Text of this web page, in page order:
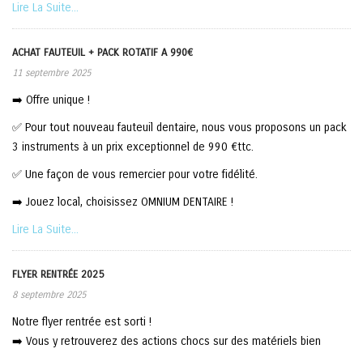
Lire La Suite...
ACHAT FAUTEUIL + PACK ROTATIF A 990€
11 septembre 2025
➡️ Offre unique !
✅ Pour tout nouveau fauteuil dentaire, nous vous proposons un pack
3 instruments à un prix exceptionnel de 990 €ttc.
✅ Une façon de vous remercier pour votre fidélité.
➡️ Jouez local, choisissez OMNIUM DENTAIRE !
Lire La Suite...
FLYER RENTRÉE 2025
8 septembre 2025
Notre flyer rentrée est sorti !
➡️ Vous y retrouverez des actions chocs sur des matériels bien